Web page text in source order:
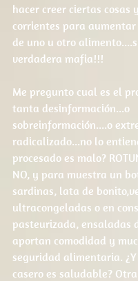
hacer creer ciertas cosas
corrientes para aumentar
de uno u otro
verdadera mafia!!!
Me pregunto cual es el
tanta desinformación...o
sobreinformación....o
radicalizado...no lo
procesado es malo?
NO, y para muestra un
sardinas, lata de
ultracongeladas o en
pasteurizada, ensaladas
aportan comodidad y
seguridad alimentaria.
casero es saludable?